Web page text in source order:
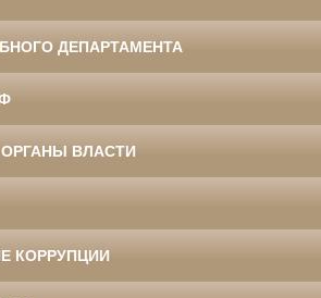
ДЕПАРТАМЕНТА
ВЛАСТИ
КОРРУПЦИИ